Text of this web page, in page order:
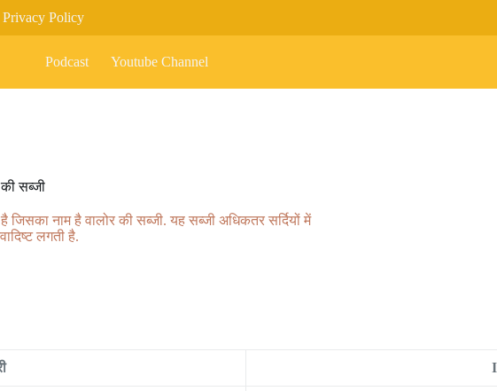
Privacy Policy
Podcast Youtube Channel
सब्जी
नाम है वालोर की सब्जी. यह सब्जी अधिकतर सर्दियों में
लगती है.